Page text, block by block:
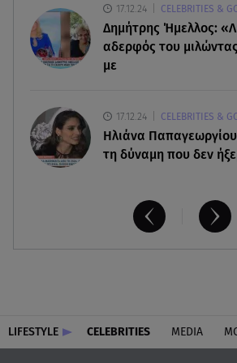
09.08.26 , 12:28
Πάρος: Χωρίς ναυαγοσώστη η
bar όπου πνίγηκε ο 4χρονος
17.12.24 CELEBRITIES &
Δημήτρης Ήμελλος:
αδερφός του
με
17.12.24 CELEBRITIES &
Ηλιάνα
τη δύναμη που δεν
LIFESTYLE CELEBRITIES MEDIA